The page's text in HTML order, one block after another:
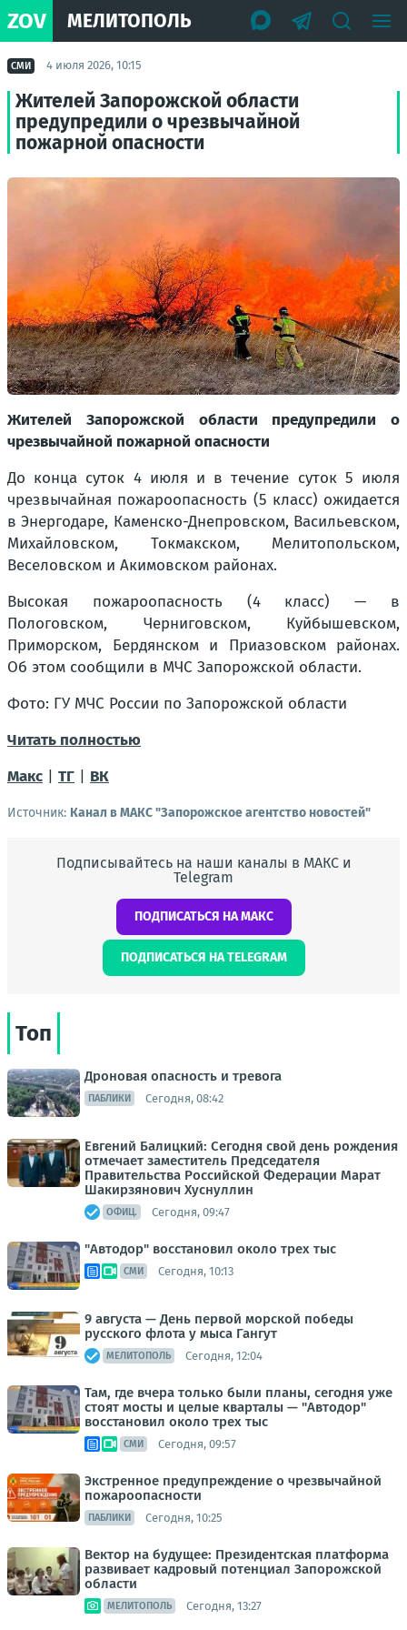
ZOV МЕЛИТОПОЛЬ
СМИ 4 июля 2026, 10:15
Жителей Запорожской области
предупредили о чрезвычайной
пожарной опасности
Жителей Запорожской области предупредили о
чрезвычайной пожарной опасности
До конца суток 4 июля и в течение суток 5 июля
чрезвычайная пожароопасность (5 класс) ожидается
в Энергодаре, Каменско-Днепровском, Васильевском,
Михайловском, Токмакском, Мелитопольском,
Веселовском и Акимовском районах.
Высокая пожароопасность (4 класс) — в
Пологовском, Черниговском, Куйбышевском,
Приморском, Бердянском и Приазовском районах.
Об этом сообщили в МЧС Запорожской области.
Фото: ГУ МЧС России по Запорожской области
Читать полностью
Макс
ТГ ВК
Источник: Канал в МАКС "Запорожское агентство новостей"
Подписывайтесь на наши каналы в МАКС и
Telegram
ПОДПИСАТЬСЯ НА МАКС
ПОДПИСАТЬСЯ НА TELEGRAM
Топ
Дроновая опасность и тревога
ПАБЛИКИ Сегодня, 08:42
Евгений Балицкий: Сегодня свой день рождения
отмечает заместитель Председателя
Правительства Российской Федерации Марат
Шакирзянович Хуснуллин
ОФИЦ. Сегодня, 09:47
"Автодор" восстановил около трех тыс
СМИ Сегодня, 10:13
9 августа — День первой морской победы
русского флота у мыса Гангут
МЕЛИТОПОЛЬ Сегодня, 12:04
Там, где вчера только были планы, сегодня уже
стоят мосты и целые кварталы — "Автодор"
восстановил около трех тыс
СМИ Сегодня, 09:57
Экстренное предупреждение о чрезвычайной
пожароопасности
ПАБЛИКИ Сегодня, 10:25
Вектор на будущее: Президентская платформа
развивает кадровый потенциал Запорожской
области
МЕЛИТОПОЛЬ Сегодня, 13:27